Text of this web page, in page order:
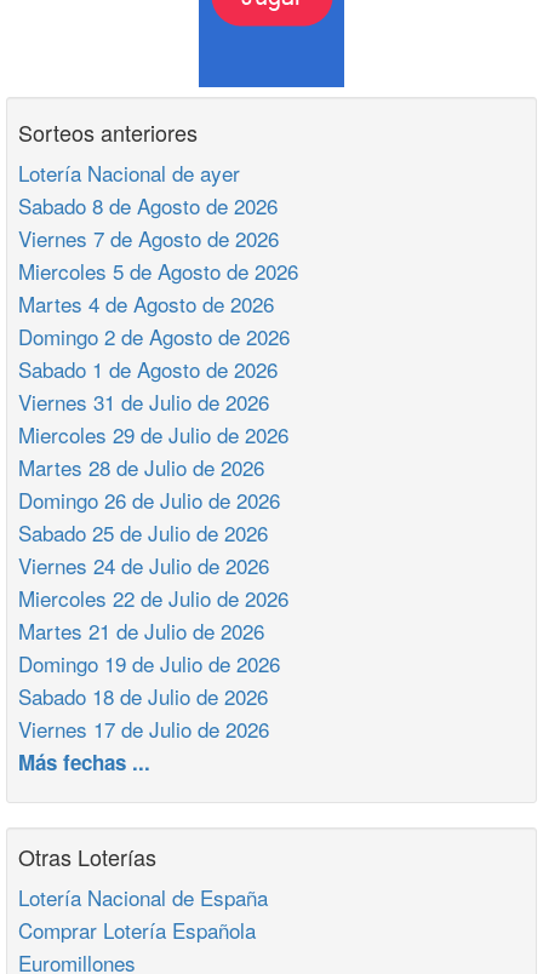
Sorteos anteriores
Lotería Nacional de ayer
Sabado 8 de Agosto de 2026
Viernes 7 de Agosto de 2026
Miercoles 5 de Agosto de 2026
Martes 4 de Agosto de 2026
Domingo 2 de Agosto de 2026
Sabado 1 de Agosto de 2026
Viernes 31 de Julio de 2026
Miercoles 29 de Julio de 2026
Martes 28 de Julio de 2026
Domingo 26 de Julio de 2026
Sabado 25 de Julio de 2026
Viernes 24 de Julio de 2026
Miercoles 22 de Julio de 2026
Martes 21 de Julio de 2026
Domingo 19 de Julio de 2026
Sabado 18 de Julio de 2026
Viernes 17 de Julio de 2026
Más fechas ...
Otras Loterías
Lotería Nacional de España
Comprar Lotería Española
Euromillones